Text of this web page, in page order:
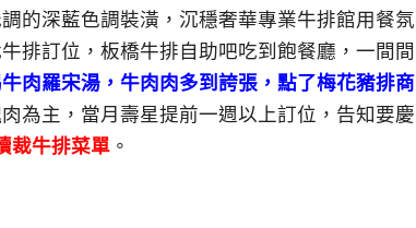
的深藍色調裝潢，沉穩奢華專業牛排館用餐氛
排訂位，板橋牛排自助吧吃到飽餐廳，一間間
肉羅宋湯，牛肉肉多到誇張，點了梅花豬排商
為主，當月壽星提前一週以上訂位，告知要慶
裁牛排菜單 。